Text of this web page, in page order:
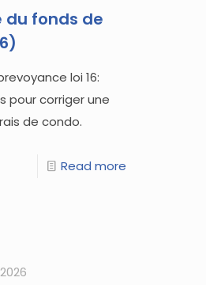
du fonds de
loi 16:
pour corriger une
de condo.
Read more